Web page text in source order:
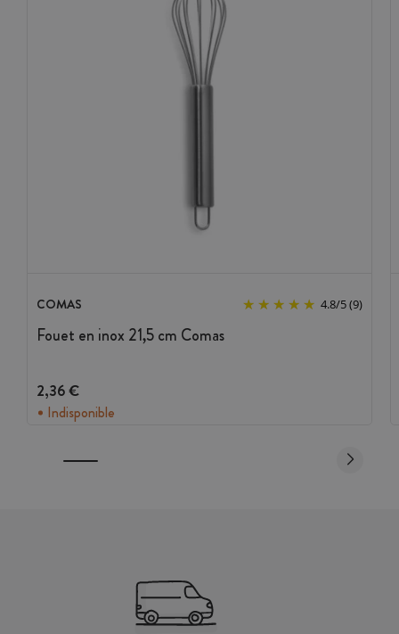
COMAS 4.8/5(9)
Fouet en inox 21,5 cm Comas
2,36 €
Indisponible